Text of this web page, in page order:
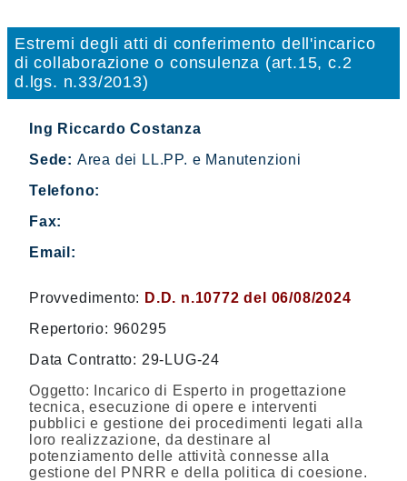
Estremi degli atti di conferimento dell'incarico
di collaborazione o consulenza (art.15, c.2
d.lgs. n.33/2013)
Ing Riccardo Costanza
Sede: Area dei LL.PP. e Manutenzioni
Telefono:
Fax:
Email:
Provvedimento: D.D. n.10772 del 06/08/2024
Repertorio: 960295
Data Contratto: 29-LUG-24
Oggetto:
Incarico di Esperto in progettazione
tecnica, esecuzione di opere e interventi
pubblici e gestione dei procedimenti legati alla
loro realizzazione, da destinare al
potenziamento delle attività connesse alla
gestione del PNRR e della politica di coesione.